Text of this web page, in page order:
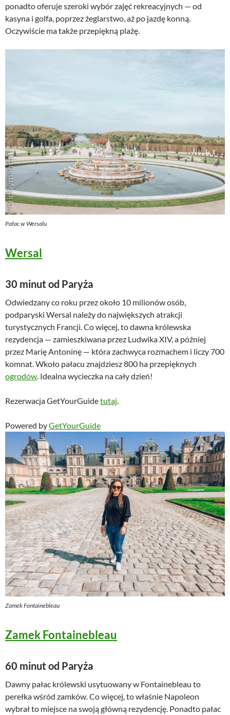
ponadto oferuje szeroki wybór zajęć rekreacyjnych — od
kasyna i golfa, poprzez żeglarstwo, aż po jazdę konną.
Oczywiście ma także przepiękną plażę.
Pałac w Wersalu
Wersal
30 minut od Paryża
Odwiedzany co roku przez około 10 milionów osób,
podparyski Wersal należy do największych atrakcji
turystycznych Francji. Co więcej, to dawna królewska
rezydencja — zamieszkiwana przez Ludwika XIV, a później
przez Marię Antoninę — która zachwyca rozmachem i liczy 700
komnat. Wkoło pałacu znajdziesz 800 ha przepięknych
ogrodów. Idealna wycieczka na cały dzień!
Rezerwacja GetYourGuidetutaj.
Powered byGetYourGuide
Zamek Fontainebleau
Zamek Fontainebleau
60 minut od Paryża
Dawny pałac królewski usytuowany w Fontainebleau to
perełka wśród zamków. Co więcej, to właśnie Napoleon
wybrał to miejsce na swoją główną rezydencję. Ponadto pałac